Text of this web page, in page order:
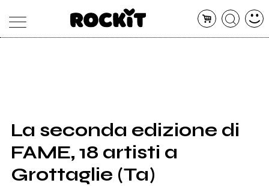
SHOP
RADIO
La seconda edizione di
FAME, 18 artisti a
Grottaglie (Ta)